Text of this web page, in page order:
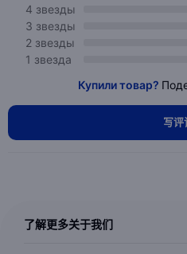
4 звезды
3 звезды
2 звезды
1 звезда
Купили товар?
写评
了解更多关于我们